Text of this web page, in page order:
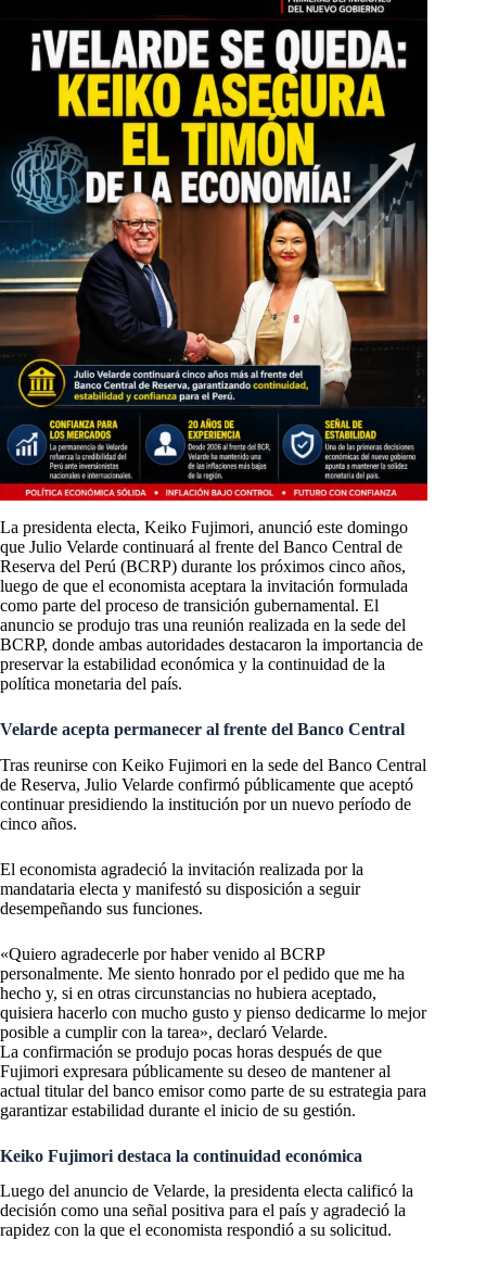
La presidenta electa, Keiko Fujimori, anunció este domingo
que Julio Velarde continuará al frente del Banco Central de
Reserva del Perú (BCRP) durante los próximos cinco años,
luego de que el economista aceptara la invitación formulada
como parte del proceso de transición gubernamental. El
anuncio se produjo tras una reunión realizada en la sede del
BCRP, donde ambas autoridades destacaron la importancia de
preservar la estabilidad económica y la continuidad de la
política monetaria del país.
Velarde acepta permanecer al frente del Banco Central
Tras reunirse con Keiko Fujimori en la sede del Banco Central
de Reserva, Julio Velarde confirmó públicamente que aceptó
continuar presidiendo la institución por un nuevo período de
cinco años.
El economista agradeció la invitación realizada por la
mandataria electa y manifestó su disposición a seguir
desempeñando sus funciones.
«Quiero agradecerle por haber venido al BCRP
personalmente. Me siento honrado por el pedido que me ha
hecho y, si en otras circunstancias no hubiera aceptado,
quisiera hacerlo con mucho gusto y pienso dedicarme lo mejor
posible a cumplir con la tarea», declaró Velarde.
La confirmación se produjo pocas horas después de que
Fujimori expresara públicamente su deseo de mantener al
actual titular del banco emisor como parte de su estrategia para
garantizar estabilidad durante el inicio de su gestión.
Keiko Fujimori destaca la continuidad económica
Luego del anuncio de Velarde, la presidenta electa calificó la
decisión como una señal positiva para el país y agradeció la
rapidez con la que el economista respondió a su solicitud.